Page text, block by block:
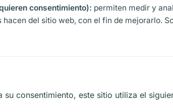
consentimiento): permiten medir y
hacen del sitio web, con el fin de mejorarlo.
su consentimiento, este sitio utiliza el